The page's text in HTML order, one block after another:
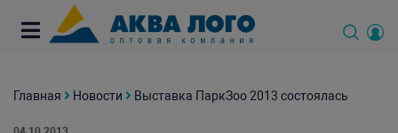
Главная Новости Выставка ПаркЗоо 2013 состоялась